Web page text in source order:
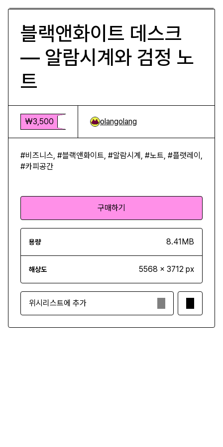
블랙앤화이트 데스크
— 알람시계와 검정 노
트
₩3,500 olangolang
#비즈니스, #블랙앤화이트, #알람시계, #노트, #플랫레이,
#카피공간
구매하기
용량 8.41MB
해상도 5568 x 3712 px
위시리스트에 추가